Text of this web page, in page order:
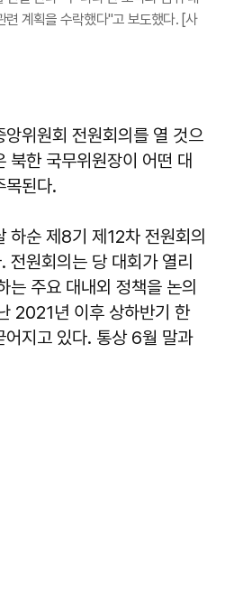
련 계획을 수락했다"고 보도했다. [사
위원회 전원회의를 열 것으
북한 국무위원장이 어떤 대
목된다.
하순 제8기 제12차 전원회의
전원회의는 당 대회가 열리
는 주요 대내외 정책을 논의
2021년 이후 상하반기 한
지고 있다. 통상 6월 말과